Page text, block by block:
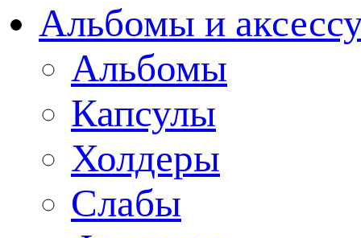
Альбомы и
Альбомы
Капсулы
Холдеры
Слабы